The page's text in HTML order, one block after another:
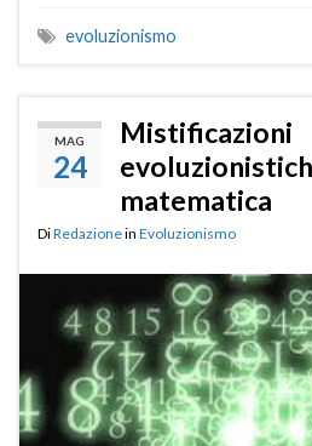
evoluzionismo
MAG
24
Mistificazioni
matematica
DiRedazionein Evoluzionismo